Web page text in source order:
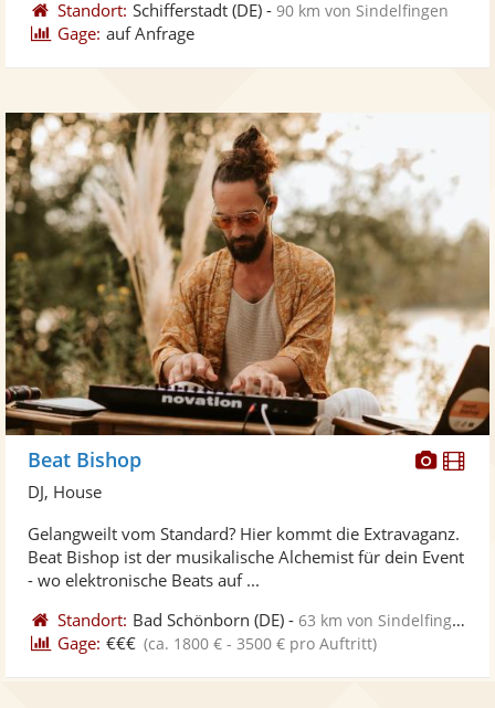
Standort: Schifferstadt (DE) -90 km von Sindelfingen
Gage: auf Anfrage
Fotos
Beat Bishop
DJ, House
Gelangweilt vom Standard? Hier kommt die Extravaganz.
Beat Bishop ist der musikalische Alchemist für dein Event
- wo elektronische Beats auf ...
Standort: Bad Schönborn (DE) -63 km von Sindelfingen
Gage: €€€ (ca. 1800 € - 3500 € pro Auftritt)